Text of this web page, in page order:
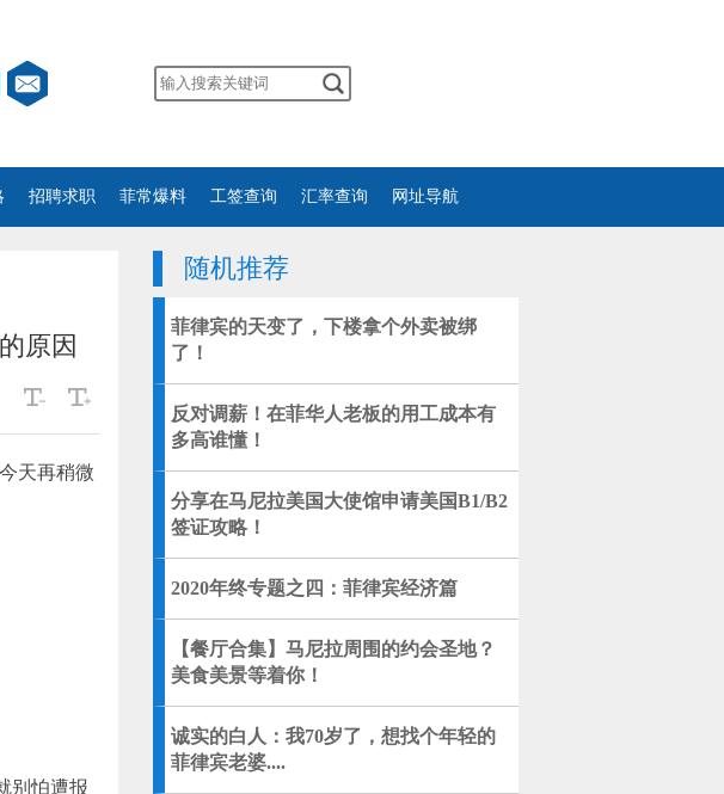
招聘求职 菲常爆料 工签查询 汇率查询 网址导航
原因
天再稍微
别怕遭报
随机推荐
菲律宾的天变了，下楼拿个外卖被绑
了！
反对调薪！​在菲华人老板的用工成本有
多高谁懂！
分享在马尼拉美国大使馆申请美国B1/B2
签证攻略！
2020年终专题之四：菲律宾经济篇
【餐厅合集】马尼拉周围的约会圣地？
美食美景等着你！
诚实的白人：我70岁了，想找个年轻的
菲律宾老婆....